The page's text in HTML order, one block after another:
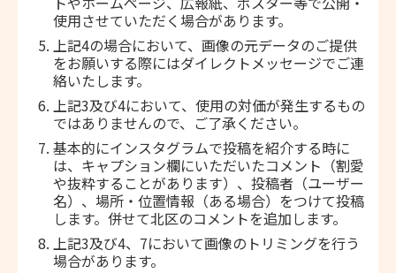
使用させていただく場合があります。
上記4の場合において、画像の元データのご提供
をお願いする際にはダイレクトメッセージでご連
絡いたします。
上記3及び4において、使用の対価が発生するもの
ではありませんので、ご了承ください。
基本的にインスタグラムで投稿を紹介する時に
は、キャプション欄にいただいたコメント（割愛
や抜粋することがあります）、投稿者（ユーザー
名）、場所・位置情報（ある場合）をつけて投稿
します。併せて北区のコメントを追加します。
上記3及び4、7において画像のトリミングを行う
場合があります。